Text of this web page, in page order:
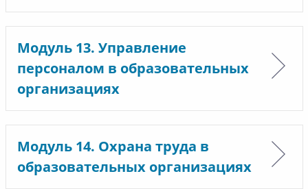
Модуль 13. Управление
персоналом в образовательных
организациях
Модуль 14. Охрана труда в
образовательных организациях